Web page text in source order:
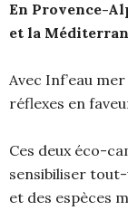
En Provence-
et la
Avec Inf’eau
réflexes en
Ces deux éco-
sensibiliser
et des espèces